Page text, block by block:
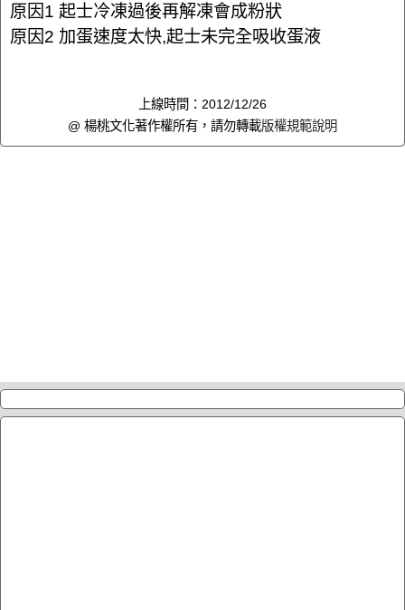
原因1 起士冷凍過後再解凍會成粉狀
原因2 加蛋速度太快,起士未完全吸收蛋液
上線時間：2012/12/26
@ 楊桃文化著作權所有，請勿轉載版權規範說明